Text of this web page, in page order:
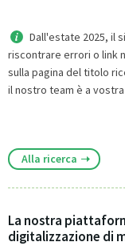
Dall'estate 2025, il
riscontrare errori o link
sulla pagina del titolo
il nostro team è a
Alla ricerca
La nostra
digitalizzazione di